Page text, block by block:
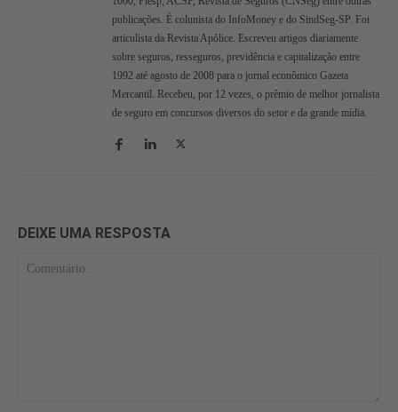
publicações. É colunista do InfoMoney e do SindSeg-SP. Foi
articulista da Revista Apólice. Escreveu artigos diariamente
sobre seguros, resseguros, previdência e capitalização entre
1992 até agosto de 2008 para o jornal econômico Gazeta
Mercantil. Recebeu, por 12 vezes, o prêmio de melhor jornalista
de seguro em concursos diversos do setor e da grande mídia.
DEIXE UMA RESPOSTA